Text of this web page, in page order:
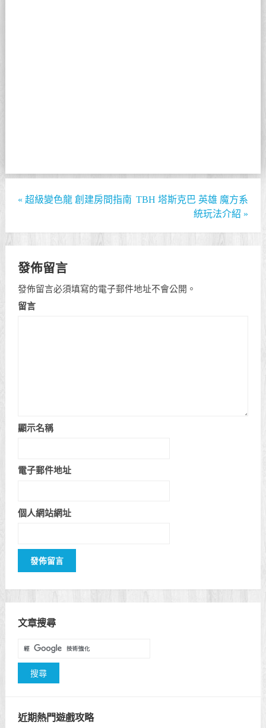
« 超級變色龍 創建房間指南 TBH 塔斯克巴 英雄 魔方系
統玩法介紹 »
發佈留言
發佈留言必須填寫的電子郵件地址不會公開。
留言
顯示名稱
電子郵件地址
個人網站網址
文章搜尋
近期熱門遊戲攻略